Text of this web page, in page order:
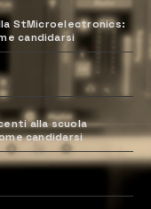
StMicroelectronics:
candidarsi
alla scuola
candidarsi